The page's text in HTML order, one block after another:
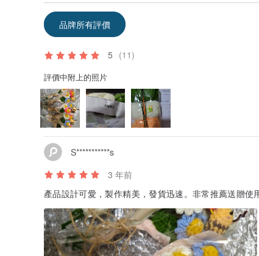
品牌所有評價
5 (11)
評價中附上的照片
S***********s
3 年前
產品設計可愛，製作精美，發貨迅速。非常推薦送贈使